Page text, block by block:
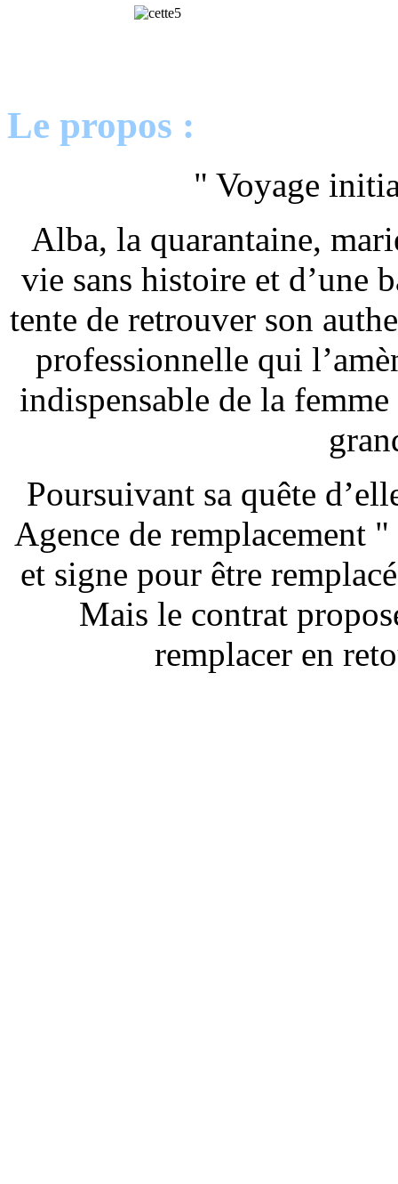
Le propos :
" Voyage
Alba, la quarantaine,
vie sans histoire et d’une
tente de retrouver son
professionnelle qui
indispensable de la
Poursuivant sa quête
Agence de remplacement
et signe pour être
Mais le contrat
remplacer en